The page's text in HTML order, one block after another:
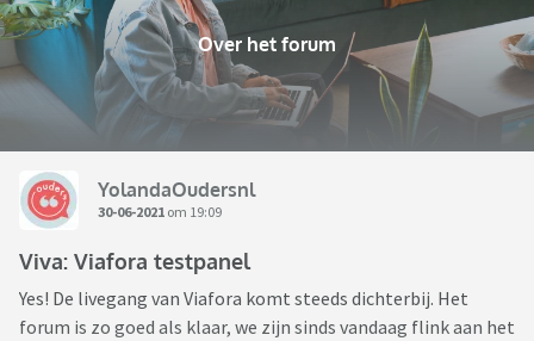
Over het forum
YolandaOudersnl
30-06-2021 om 19:09
Viva: Viafora testpanel
Yes! De livegang van Viafora komt steeds dichterbij. Het
forum is zo goed als klaar, we zijn sinds vandaag flink aan het